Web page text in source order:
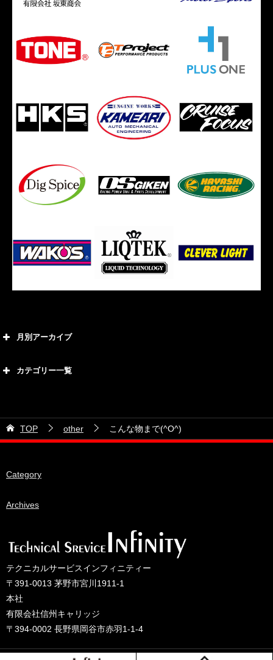
月別アーカイブ
2026年5月
2026年4月
2026年2月
2025年11月
2025年9月
2025年7月
2025年6月
2025年5月
カテゴリー一覧
21号車
28号車
ORC
other
PLUS ONEオイル
TOP other こんな物まで(^O^)
Category
Archives
テクニカルサービスインフィニティー
〒391-0013 茅野市宮川1911-1
本社
有限会社信州キャリッジ
〒394-0002 長野県岡谷市赤羽1-1-4